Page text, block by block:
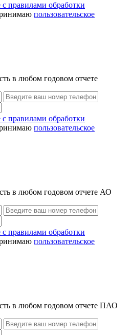
с правилами обработки
пользовательское
в любом годовом отчете
с правилами обработки
пользовательское
в любом годовом отчете АО
с правилами обработки
пользовательское
в любом годовом отчете ПАО